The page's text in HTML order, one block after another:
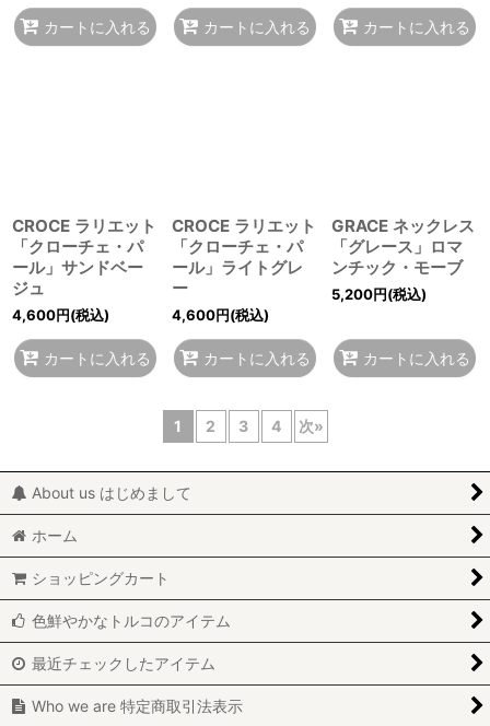
カートに入れる カートに入れる カートに入れる
CROCE ラリエット
「クローチェ・パ
ール」サンドベー
ジュ
4,600円(税込)
カートに入れる
CROCE ラリエット
「クローチェ・パ
ール」ライトグレ
ー
4,600円(税込)
カートに入れる
GRACE ネックレス
「グレース」ロマ
ンチック・モーブ
5,200円(税込)
カートに入れる
1 2 3 4 次»
About us はじめまして
ホーム
ショッピングカート
色鮮やかなトルコのアイテム
最近チェックしたアイテム
Who we are 特定商取引法表示